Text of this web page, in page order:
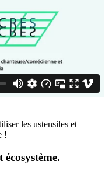
les ustensiles et
!